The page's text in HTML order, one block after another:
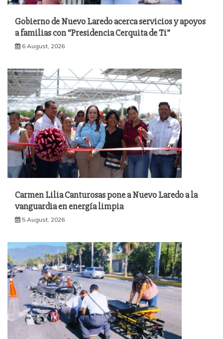
Gobierno de Nuevo Laredo acerca servicios y apoyos
a familias con “Presidencia Cerquita de Ti”
6 August, 2026
Carmen Lilia Canturosas pone a Nuevo Laredo a la
vanguardia en energía limpia
5 August, 2026